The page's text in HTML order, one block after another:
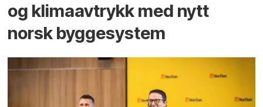
og klima­avtrykk med nytt
norsk bygge­system